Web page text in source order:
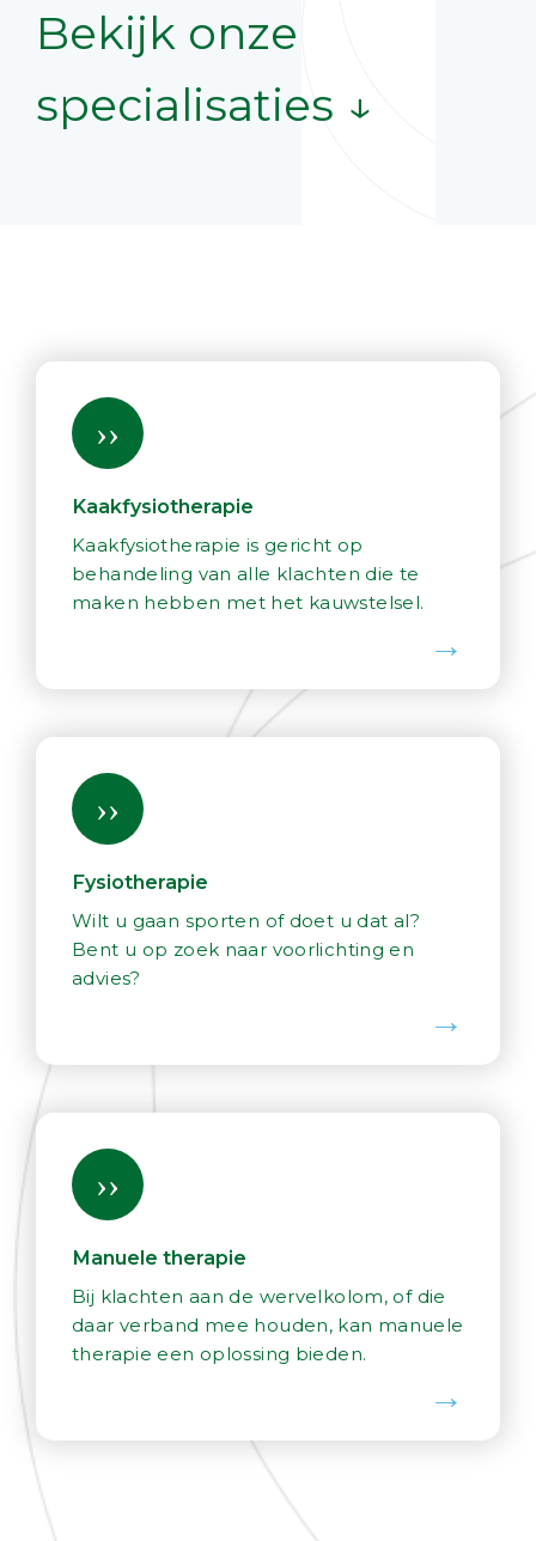
Bekijk onze
specialisaties ↓
Kaakfysiotherapie
Kaakfysiotherapie is gericht op
behandeling van alle klachten die te
maken hebben met het kauwstelsel.
Fysiotherapie
Wilt u gaan sporten of doet u dat al?
Bent u op zoek naar voorlichting en
advies?
Manuele therapie
Bij klachten aan de wervelkolom, of die
daar verband mee houden, kan manuele
therapie een oplossing bieden.